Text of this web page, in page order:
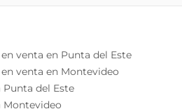
venta en Punta del Este
venta en Montevideo
Punta del Este
Montevideo